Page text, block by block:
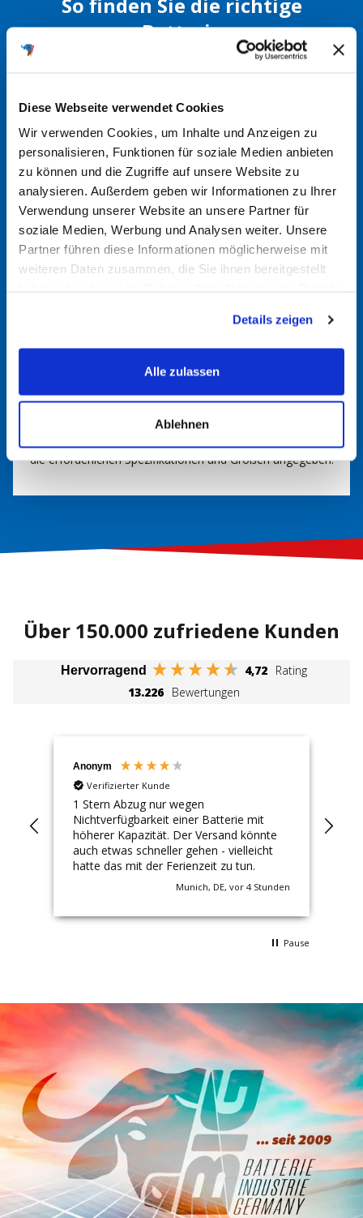
Diese Webseite verwendet Cookies
Wir verwenden Cookies, um Inhalte und Anzeigen zu
personalisieren, Funktionen für soziale Medien anbieten
zu können und die Zugriffe auf unsere Website zu
analysieren. Außerdem geben wir Informationen zu Ihrer
Verwendung unserer Website an unsere Partner für
soziale Medien, Werbung und Analysen weiter. Unsere
Partner führen diese Informationen möglicherweise mit
weiteren Daten zusammen, die Sie ihnen bereitgestellt
Details zeigen
Alle zulassen
Ablehnen
So finden Sie die richtige
Batterie
Alte Batterie überprüfen
Batterie aufgedruckt. Dort finden Sie möglicherweise
Angaben wie Amperestunden (Ah), Kaltstartstrom (CCA)
und die physikalischen Abmessungen.
Batteriefinder nutzen
Nutzen Sie gerne unserenBatteriefinder. Durch Eingabe
Sie so die passende Batterie für Ihr Fahrzeug finden. Bei
Im Handbuch nachsehen
die erforderlichen Spezifikationen und Größen angegeben.
Über 150.000 zufriedene Kunden
Hervorragend 4,72 Rating
13.226 Bewertungen
Anonym
Verifizierter Kunde
1 Stern Abzug nur wegen
Nichtverfügbarkeit einer Batterie mit
höherer Kapazität. Der Versand könnte
auch etwas schneller gehen - vielleicht
hatte das mit der Ferienzeit zu tun.
Munich, DE, vor 4 Stunden
Pause